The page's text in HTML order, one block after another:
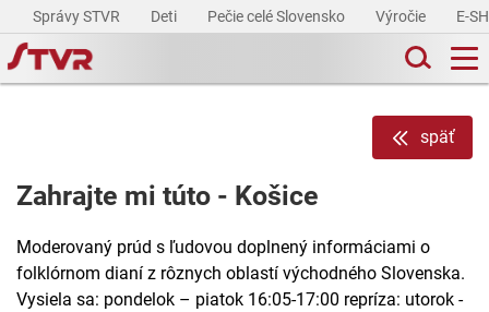
Správy STVR Deti Pečie celé Slovensko Výročie E-
späť
Zahrajte mi túto - Košice
Moderovaný prúd s ľudovou doplnený informáciami o
folklórnom dianí z rôznych oblastí východného Slovenska.
Vysiela sa: pondelok – piatok 16:05-17:00 repríza: utorok -